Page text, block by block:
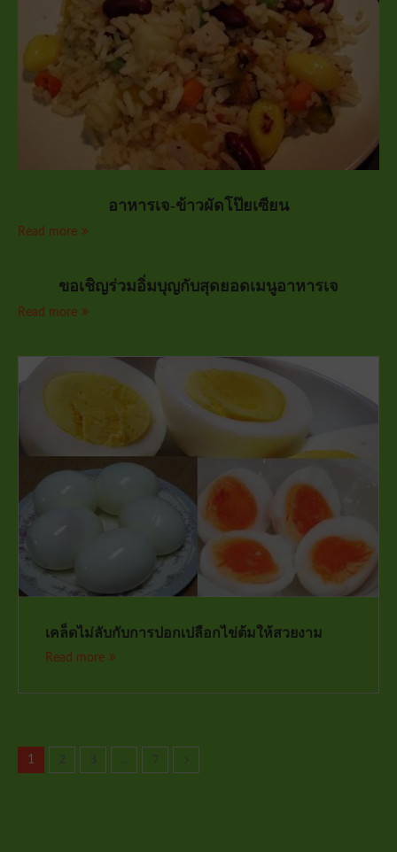
อาหารเจ-ข้าวผัดโป๊ยเซียน
Read more
ขอเชิญร่วมอิ่มบุญกับสุดยอดเมนูอาหารเจ
Read more
เคล็ดไม่ลับกับการปอกเปลือกไข่ต้มให้สวยงาม
Read more
1 2 3 7